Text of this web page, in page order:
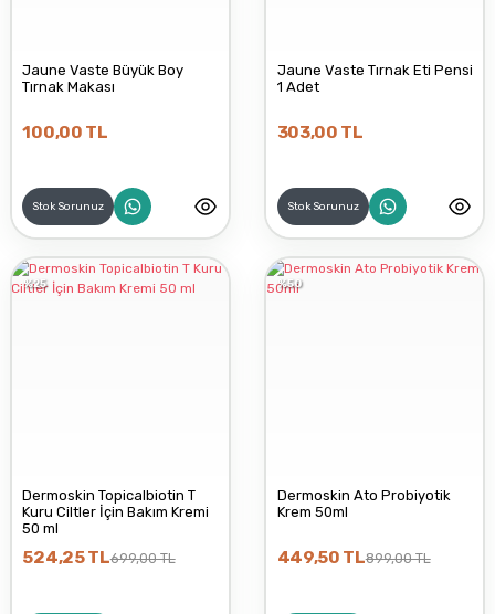
Jaune Vaste Büyük Boy
Tırnak Makası
100,00 TL
Stok Sorunuz
Jaune Vaste Tırnak Eti Pensi
1 Adet
303,00 TL
Stok Sorunuz
%25
Dermoskin Topicalbiotin T
Kuru Ciltler İçin Bakım Kremi
50 ml
524,25 TL699,00 TL
%50
Dermoskin Ato Probiyotik
Krem 50ml
449,50 TL899,00 TL